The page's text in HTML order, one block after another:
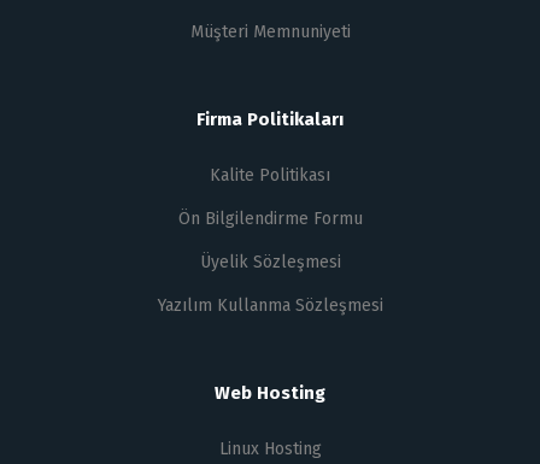
Müşteri Memnuniyeti
Firma Politikaları
Kalite Politikası
Ön Bilgilendirme Formu
Üyelik Sözleşmesi
Yazılım Kullanma Sözleşmesi
Web Hosting
Linux Hosting